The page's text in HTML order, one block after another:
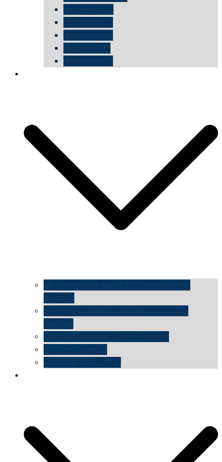
documenta 12
Documenta11
documenta dX
documenta IX
documenta d8
die vermessene mauer 1000 monochrome
Vintages
Die Berliner Mauer 1984 von Westen aus
gesehen
Place du Luxemburg 2009 (Brüssel)
30 Jahre Mauerfall
kunsttage basel 2021